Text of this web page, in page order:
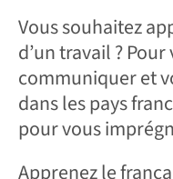
Vous souhaitez
d’un travail ?
communiquer et
dans les pays
pour vous
Apprenez le